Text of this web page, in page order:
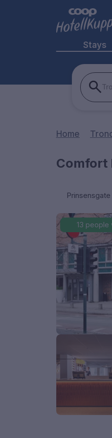
Stays
Home
Comfort
13